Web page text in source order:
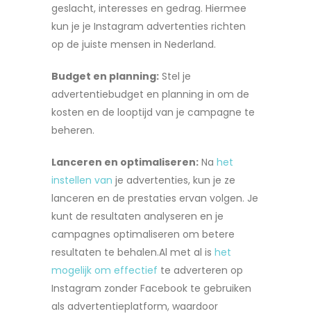
geslacht, interesses en gedrag. Hiermee
kun je je Instagram advertenties richten
op de juiste mensen in Nederland.
Budget en planning: Stel je
advertentiebudget en planning in om de
kosten en de looptijd van je campagne te
beheren.
Lanceren en optimaliseren: Na het
instellen van je advertenties, kun je ze
lanceren en de prestaties ervan volgen. Je
kunt de resultaten analyseren en je
campagnes optimaliseren om betere
resultaten te behalen.Al met al is het
mogelijk om effectief te adverteren op
Instagram zonder Facebook te gebruiken
als advertentieplatform, waardoor